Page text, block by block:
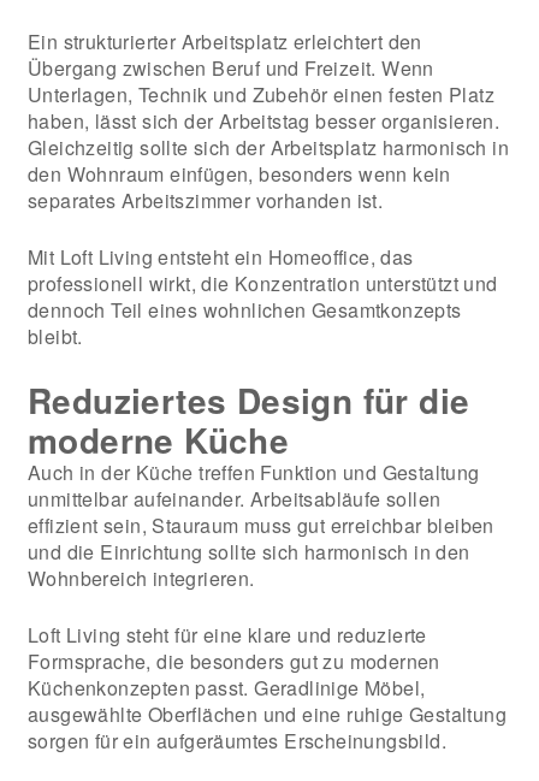
Ein strukturierter Arbeitsplatz erleichtert den
Übergang zwischen Beruf und Freizeit. Wenn
Unterlagen, Technik und Zubehör einen festen Platz
haben, lässt sich der Arbeitstag besser organisieren.
Gleichzeitig sollte sich der Arbeitsplatz harmonisch in
den Wohnraum einfügen, besonders wenn kein
separates Arbeitszimmer vorhanden ist.
Mit Loft Living entsteht ein Homeoffice, das
professionell wirkt, die Konzentration unterstützt und
dennoch Teil eines wohnlichen Gesamtkonzepts
bleibt.
Reduziertes Design für die
moderne Küche
Auch in der Küche treffen Funktion und Gestaltung
unmittelbar aufeinander. Arbeitsabläufe sollen
effizient sein, Stauraum muss gut erreichbar bleiben
und die Einrichtung sollte sich harmonisch in den
Wohnbereich integrieren.
Loft Living steht für eine klare und reduzierte
Formsprache, die besonders gut zu modernen
Küchenkonzepten passt. Geradlinige Möbel,
ausgewählte Oberflächen und eine ruhige Gestaltung
sorgen für ein aufgeräumtes Erscheinungsbild.